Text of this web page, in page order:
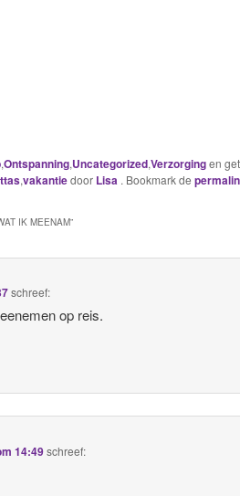
,Ontspanning,Uncategorized,Verzorgingen
,vakantiedoor Lisa . Bookmark de
IK MEENAM”
schreef:
op reis.
14:49schreef: